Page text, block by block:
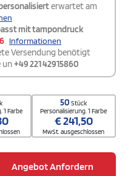
erwartet am
mit tampondruck
Informationen
Versendung benötigt
un+49 221 42915860
1 Farbe
50Stück
Personalisierung. 1 Farbe
€241,50
MwSt. ausgeschlossen
Angebot Anfordern